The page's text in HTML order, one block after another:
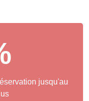
jusqu'au